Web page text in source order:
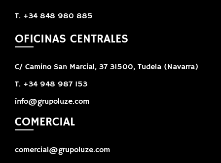
T. +34 848 980 885
OFICINAS CENTRALES
C/ Camino San Marcial, 37 31500, Tudela (Navarra)
T. +34 948 987 153
info@grupoluze.com
COMERCIAL
comercial@grupoluze.com